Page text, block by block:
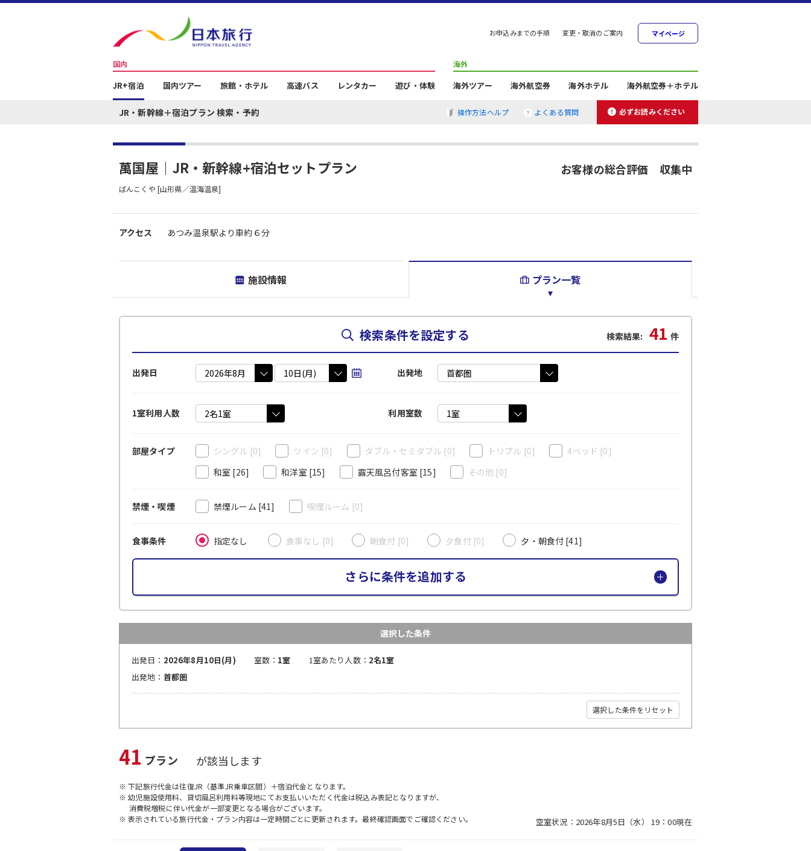
お申込みまでの手順 変更・取消のご案内 マイページ
国内
JR+宿泊 国内ツアー 旅館・ホテル 高速バス レンタカー 遊び・体験
海外
海外ツアー 海外航空券 海外ホテル 海外航空券＋ホテル
JR・新幹線＋宿泊プラン 検索・予約 操作方法ヘルプ よくある質問 必ずお読みください
萬国屋｜JR・新幹線+宿泊セットプラン
ばんこくや [山形県／温海温泉]
お客様の総合評価 収集中
アクセス あつみ温泉駅より車約６分
施設情報 プラン一覧
検索条件を設定する 検索結果: 41 件
出発日 出発地
1室利用人数 利用室数
部屋タイプ シングル [0] ツイン [0] ダブル・セミダブル [0] トリプル [0] 4ベッド [0]
和室 [26] 和洋室 [15] 露天風呂付客室 [15] その他 [0]
禁煙・喫煙 禁煙ルーム [41] 喫煙ルーム [0]
食事条件 指定なし 食事なし [0] 朝食付 [0] 夕食付 [0] 夕・朝食付 [41]
さらに条件を追加する
選択した条件
出発日： 2026年8月10日(月) 室数： 1室 1室あたり人数： 2名1室
出発地： 首都圏
選択した条件をリセット
41 プラン が該当します
※ 下記旅行代金は往復JR（基準JR乗車区間）＋宿泊代金となります。
※ 幼児施設使用料、貸切風呂利用料等現地にてお支払いいただく代金は税込み表記となりますが、
消費税増税に伴い代金が一部変更となる場合がございます。
※ 表示されている旅行代金・プラン内容は一定時間ごとに更新されます。最終確認画面でご確認ください。
空室状況：2026年8月5日（水） 19：00現在